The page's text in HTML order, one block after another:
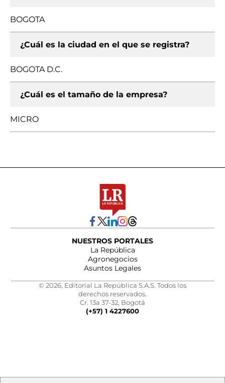
BOGOTA
¿Cuál es la ciudad en el que se registra?
BOGOTA D.C.
¿Cuál es el tamaño de la empresa?
MICRO
NUESTROS PORTALES
La República
Agronegocios
Asuntos Legales
© 2026, Editorial La República S.A.S. Todos los
derechos reservados.
Cr. 13a 37-32, Bogotá
(+57) 1 4227600